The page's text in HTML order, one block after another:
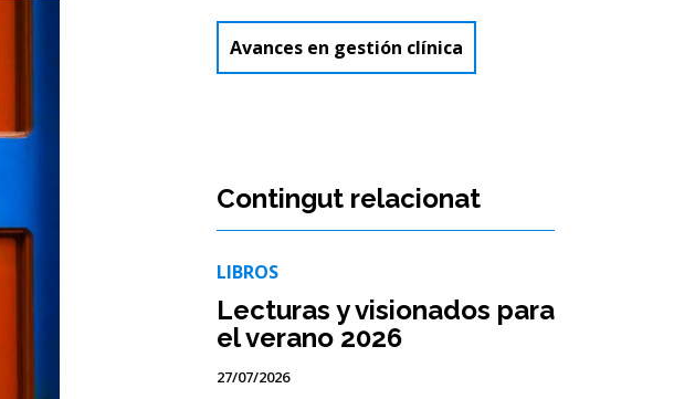
Avances en gestión clínica
Contingut relacionat
LIBROS
Lecturas y visionados para
el verano 2026
27/07/2026